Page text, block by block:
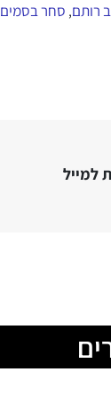
רותם, סחר בסמים
למייל